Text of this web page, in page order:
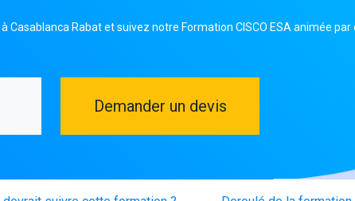
Casablanca Rabat et suivez notre Formation CISCO ESA animée par
Demander un devis